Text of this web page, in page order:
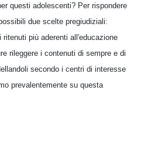
questi adolescenti? Per rispondere
due scelte pregiudiziali:
più aderenti all'educazione
rileggere i contenuti di sempre e di
secondo i centri di interesse
prevalentemente su questa